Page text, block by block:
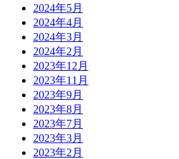
2024年5月
2024年4月
2024年3月
2024年2月
2023年12月
2023年11月
2023年9月
2023年8月
2023年7月
2023年3月
2023年2月